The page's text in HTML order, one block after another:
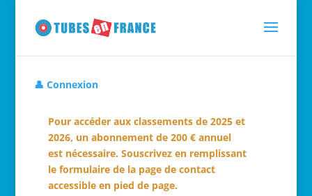
👤 Connexion
Pour accéder aux classements de 2025 et
2026, un abonnement de 200 € annuel
est nécessaire. Souscrivez en remplissant
le formulaire de la page de contact
accessible en pied de page.